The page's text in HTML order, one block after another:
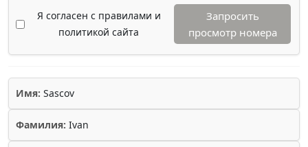
Я согласен с правилами и
политикой сайта
Запросить
просмотр номера
Имя: Sascov
Фамилия: Ivan